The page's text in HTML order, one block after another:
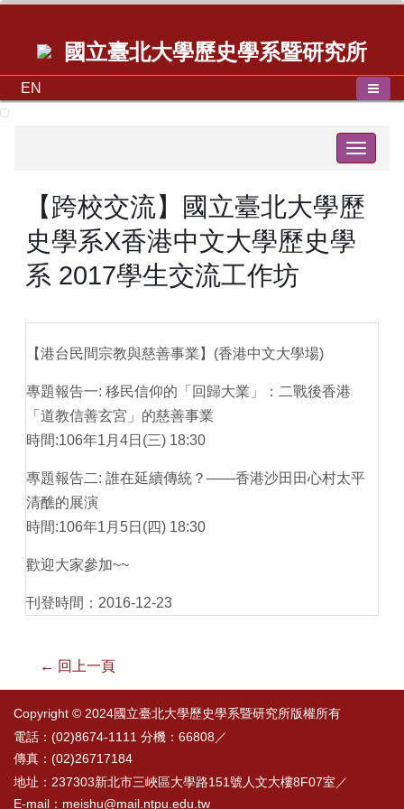
國立臺北大學歷史學系暨研究所
EN
Toggle
【跨校交流】國立臺北大學歷
史學系X香港中文大學歷史學
系 2017學生交流工作坊
【港台民間宗教與慈善事業】(香港中文大學場)
專題報告一: 移民信仰的「回歸大業」：二戰後香港
「道教信善玄宮」的慈善事業
時間:106年1月4日(三) 18:30
專題報告二: 誰在延續傳統？——香港沙田田心村太平
清醮的展演
時間:106年1月5日(四) 18:30
歡迎大家參加~~
刊登時間：2016-12-23
← 回上一頁
Copyright © 2024國立臺北大學歷史學系暨研究所版權所有
電話：(02)8674-1111 分機：66808／
傳真：(02)26717184
地址：237303新北市三峽區大學路151號人文大樓8F07室／
E-mail：meishu@mail.ntpu.edu.tw